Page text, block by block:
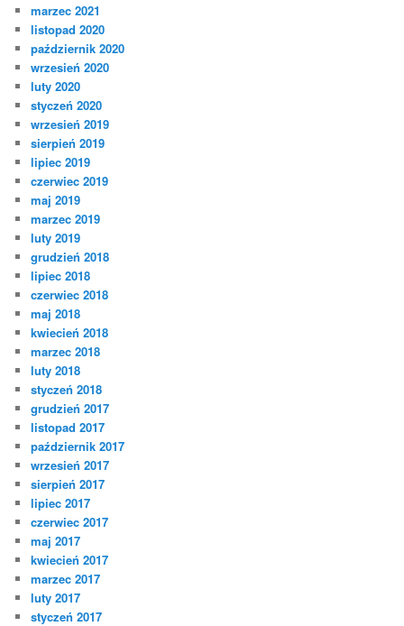
marzec 2021
listopad 2020
październik 2020
wrzesień 2020
luty 2020
styczeń 2020
wrzesień 2019
sierpień 2019
lipiec 2019
czerwiec 2019
maj 2019
marzec 2019
luty 2019
grudzień 2018
lipiec 2018
czerwiec 2018
maj 2018
kwiecień 2018
marzec 2018
luty 2018
styczeń 2018
grudzień 2017
listopad 2017
październik 2017
wrzesień 2017
sierpień 2017
lipiec 2017
czerwiec 2017
maj 2017
kwiecień 2017
marzec 2017
luty 2017
styczeń 2017